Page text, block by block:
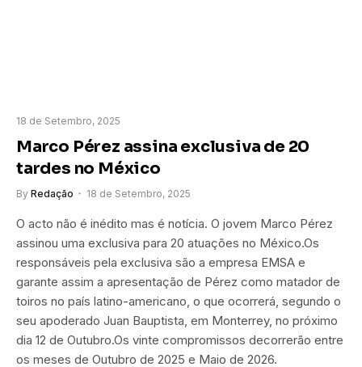
18 de Setembro, 2025
Marco Pérez assina exclusiva de 20
tardes no México
By Redação 18 de Setembro, 2025
O acto não é inédito mas é notícia. O jovem Marco Pérez
assinou uma exclusiva para 20 atuações no México.Os
responsáveis pela exclusiva são a empresa EMSA e
garante assim a apresentação de Pérez como matador de
toiros no país latino-americano, o que ocorrerá, segundo o
seu apoderado Juan Bauptista, em Monterrey, no próximo
dia 12 de Outubro.Os vinte compromissos decorrerão entre
os meses de Outubro de 2025 e Maio de 2026.